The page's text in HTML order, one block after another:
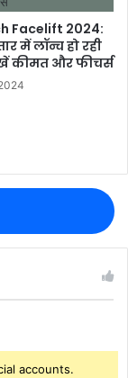
Facelift 2024:
में लॉन्च हो रही
कीमत और फीचर्स
accounts.